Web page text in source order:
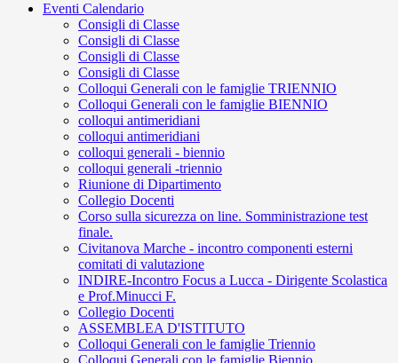
Eventi Calendario
Consigli di Classe
Consigli di Classe
Consigli di Classe
Consigli di Classe
Colloqui Generali con le famiglie TRIENNIO
Colloqui Generali con le famiglie BIENNIO
colloqui antimeridiani
colloqui antimeridiani
colloqui generali - biennio
colloqui generali -triennio
Riunione di Dipartimento
Collegio Docenti
Corso sulla sicurezza on line. Somministrazione test
finale.
Civitanova Marche - incontro componenti esterni
comitati di valutazione
INDIRE-Incontro Focus a Lucca - Dirigente Scolastica
e Prof.Minucci F.
Collegio Docenti
ASSEMBLEA D'ISTITUTO
Colloqui Generali con le famiglie Triennio